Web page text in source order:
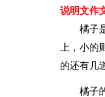
说明文作
橘子
上，小
的还有几
橘子